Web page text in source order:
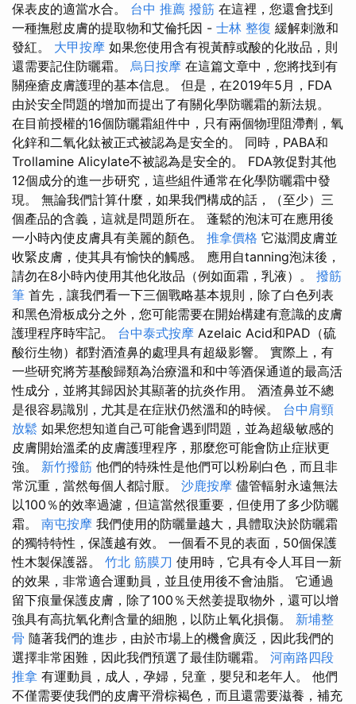
保表皮的適當水合。 台中 推薦 撥筋 在這裡，您還會找到
一種撫慰皮膚的提取物和艾倫托因 - 士林 整復 緩解刺激和
發紅。 大甲按摩 如果您使用含有視黃醇或酸的化妝品，則
還需要記住防曬霜。 烏日按摩 在這篇文章中，您將找到有
關痤瘡皮膚護理的基本信息。 但是，在2019年5月，FDA
由於安全問題的增加而提出了有關化學防曬霜的新法規。
在目前授權的16個防曬霜組件中，只有兩個物理阻滯劑，氧
化鋅和二氧化鈦被正式被認為是安全的。 同時，PABA和
Trollamine Alicylate不被認為是安全的。 FDA敦促對其他
12個成分的進一步研究，這些組件通常在化學防曬霜中發
現。 無論我們計算什麼，如果我們構成的話，（至少）三
個產品的含義，這就是問題所在。 蓬鬆的泡沫可在應用後
一小時內使皮膚具有美麗的顏色。 推拿價格 它滋潤皮膚並
收緊皮膚，使其具有愉快的觸感。 應用自tanning泡沫後，
請勿在8小時內使用其他化妝品（例如面霜，乳液）。 撥筋
筆 首先，讓我們看一下三個戰略基本規則，除了白色列表
和黑色滑板成分之外，您可能需要在開始構建有意識的皮膚
護理程序時牢記。 台中泰式按摩 Azelaic Acid和PAD（硫
酸衍生物）都對酒渣鼻的處理具有超級影響。 實際上，有
一些研究將芳基酸歸類為治療溫和和中等酒保通道的最高活
性成分，並將其歸因於其顯著的抗炎作用。 酒渣鼻並不總
是很容易識別，尤其是在症狀仍然溫和的時候。 台中肩頸
放鬆 如果您想知道自己可能會遇到問題，並為超級敏感的
皮膚開始溫柔的皮膚護理程序，那麼您可能會防止症狀更
強。 新竹撥筋 他們的特殊性是他們可以粉刷白色，而且非
常沉重，當然每個人都討厭。 沙鹿按摩 儘管輻射永遠無法
以100％的效率過濾，但這當然很重要，但使用了多少防曬
霜。 南屯按摩 我們使用的防曬量越大，具體取決於防曬霜
的獨特特性，保護越有效。 一個看不見的表面，50個保護
性木製保護器。 竹北 筋膜刀 使用時，它具有令人耳目一新
的效果，非常適合運動員，並且使用後不會油脂。 它通過
留下痕量保護皮膚，除了100％天然姜提取物外，還可以增
強具有高抗氧化劑含量的細胞，以防止氧化損傷。 新埔整
骨 隨著我們的進步，由於市場上的機會廣泛，因此我們的
選擇非常困難，因此我們預選了最佳防曬霜。 河南路四段
推拿 有運動員，成人，孕婦，兒童，嬰兒和老年人。 他們
不僅需要使我們的皮膚平滑棕褐色，而且還需要滋養，補充